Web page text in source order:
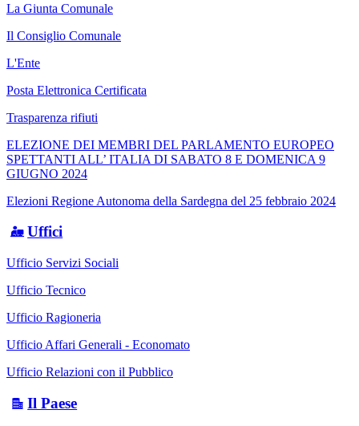
La Giunta Comunale
Il Consiglio Comunale
L'Ente
Posta Elettronica Certificata
Trasparenza rifiuti
ELEZIONE DEI MEMBRI DEL PARLAMENTO EUROPEO
SPETTANTI ALL’ ITALIA DI SABATO 8 E DOMENICA 9
GIUGNO 2024
Elezioni Regione Autonoma della Sardegna del 25 febbraio 2024
Uffici
Ufficio Servizi Sociali
Ufficio Tecnico
Ufficio Ragioneria
Ufficio Affari Generali - Economato
Ufficio Relazioni con il Pubblico
Il Paese